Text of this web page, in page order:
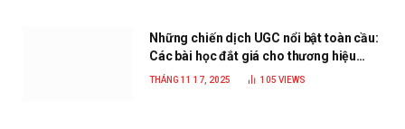
Những chiến dịch UGC nổi bật toàn cầu:
Các bài học đắt giá cho thương hiệu
năm 2025
THÁNG 11 17, 2025 105 VIEWS